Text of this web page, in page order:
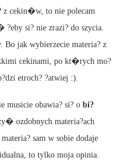
z cekin�w, to nie polecam
?eby si? nie zrazi? do szycia.
jak wybierzecie materia? z
cekinami, po kt�rych mo?
etroch? ?atwiej :).
musicie obawia? si? o bi?
ozdobnych materia?ach
sam w sobie dodaje
to tylko moja opinia.